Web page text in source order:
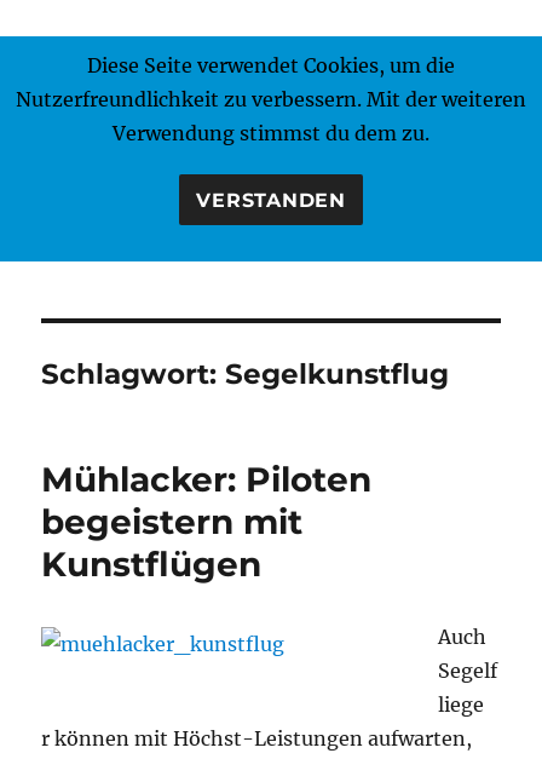
MENÜ
Schlagwort:Segelkunstflug
Mühlacker: Piloten
begeistern mit
Kunstflügen
Auch
Segelf
liege
r können mit Höchst-Leistungen aufwarten,
Diese Seite verwendet Cookies, um die
Nutzerfreundlichkeit zu verbessern. Mit der weiteren
Verwendung stimmst du dem zu.
VERSTANDEN